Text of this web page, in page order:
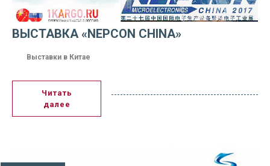
ВЫСТАВКА «NEPCON CHINA»
Выставки в Китае
Читать
далее